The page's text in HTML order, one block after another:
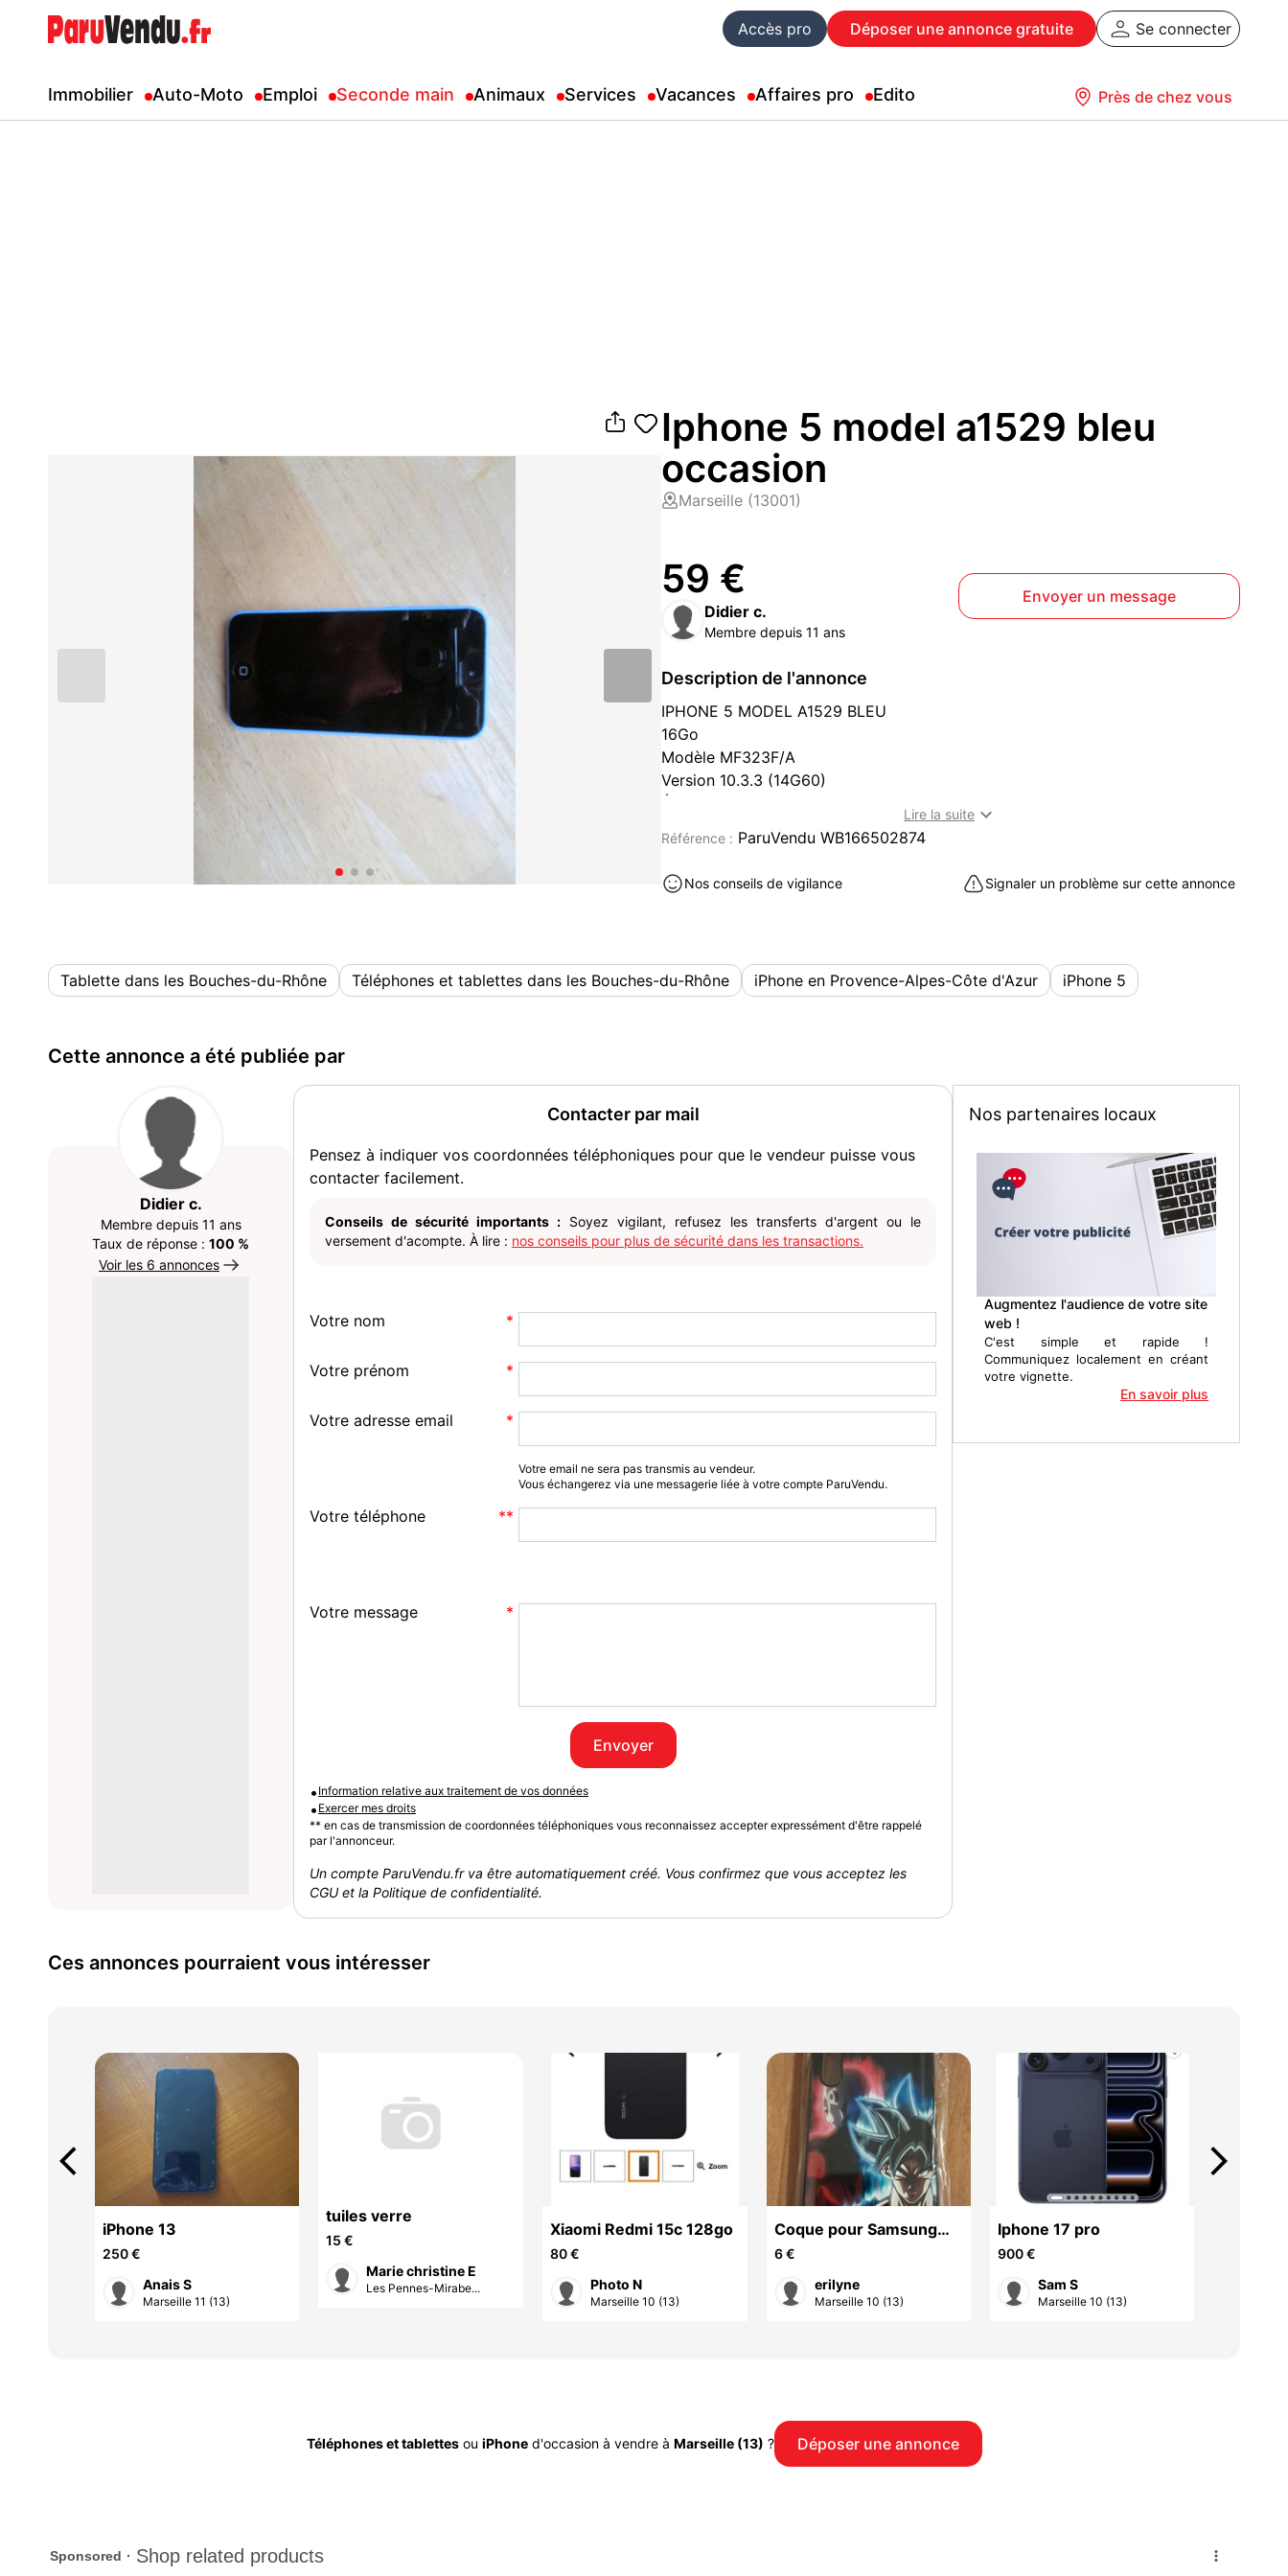
Accès pro Déposer une annonce gratuite Se connecter
Immobilier Auto-Moto Emploi Seconde main Animaux Services Vacances Affaires pro Edito Près de chez vous
Iphone 5 model a1529 bleu
occasion
Marseille (13001)
59 €
Didier c.
Membre depuis 11 ans
Envoyer un message
Description de l'annonce
IPHONE 5 MODEL A1529 BLEU
16Go
Modèle MF323F/A
Version 10.3.3 (14G60)
Tablette occasion à vendre à Marseille (13001) : téléphones et tablettes à acheter dans les
Bouches-du-Rhône (13)
Lire la suite 
Référence : ParuVendu WB166502874
Nos conseils de vigilance Signaler un problème sur cette annonce
Tablette dans les Bouches-du-Rhône Téléphones et tablettes dans les Bouches-du-Rhône iPhone en Provence-Alpes-Côte d'Azur iPhone 5
Cette annonce a été publiée par
Didier c.
Membre depuis 11 ans
Taux de réponse : 100 %
Voir les 6 annonces
Contacter par mail
Pensez à indiquer vos coordonnées téléphoniques pour que le vendeur puisse vous
contacter facilement.
Conseils de sécurité importants : Soyez vigilant, refusez les transferts d'argent ou le
versement d'acompte. À lire : nos conseils pour plus de sécurité dans les transactions.
Votre nom
Votre prénom
Votre adresse email
Votre email ne sera pas transmis au vendeur.
Vous échangerez via une messagerie liée à votre compte ParuVendu.
Votre téléphone
Votre message
Envoyer
• Information relative aux traitement de vos données
• Exercer mes droits
** en cas de transmission de coordonnées téléphoniques vous reconnaissez accepter expressément d'être rappelé
par l'annonceur.
Un compte ParuVendu.fr va être automatiquement créé. Vous confirmez que vous acceptez les
CGU et la Politique de confidentialité.
Nos partenaires locaux
Augmentez l'audience de votre site
web !
C'est simple et rapide !
Communiquez localement en créant
votre vignette.
En savoir plus
Ces annonces pourraient vous intéresser
iPhone 13
250 €
Anais S
Marseille 11 (13)
tuiles verre
15 €
Marie christine E
Les Pennes-Mirabe...
Xiaomi Redmi 15c 128go
80 €
Photo N
Marseille 10 (13)
Coque pour Samsung
Galaxy
6 €
erilyne
Marseille 10 (13)
Iphone 17 pro
900 €
Sam S
Marseille 10 (13)
arrow_back_ios arrow_forward_ios
Téléphones et tablettesou iPhoned'occasion à vendre à Marseille (13) ? Déposer une annonce